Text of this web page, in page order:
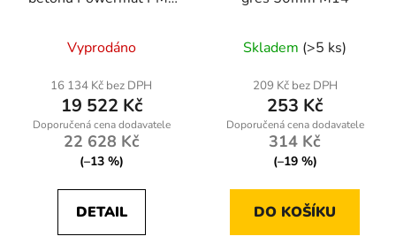
GX160
Vyprodáno
16 134 Kč bez DPH
19 522 Kč
22 628 Kč
(–13 %)
DETAIL
Skladem (>5 ks)
209 Kč bez DPH
253 Kč
314 Kč
(–19 %)
DO KOŠÍKU